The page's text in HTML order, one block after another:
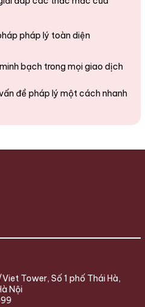
pháp lý toàn diện
bạch trong mọi giao dịch
đề pháp lý một cách nhanh
Tower, Số 1 phố Thái Hà,
Nội